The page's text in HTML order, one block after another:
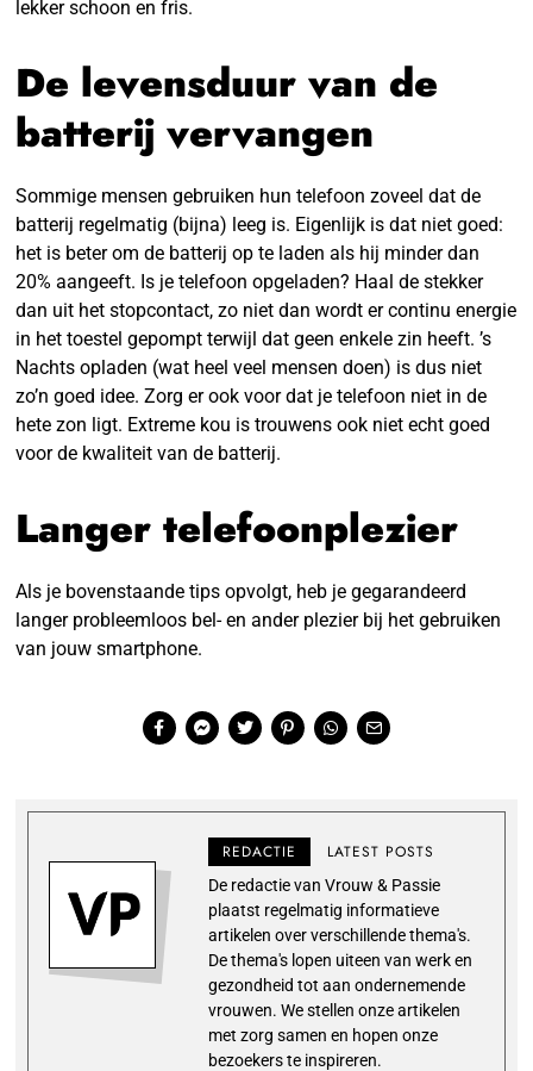
lekker schoon en fris.
De levensduur van de
batterij vervangen
Sommige mensen gebruiken hun telefoon zoveel dat de
batterij regelmatig (bijna) leeg is. Eigenlijk is dat niet goed:
het is beter om de batterij op te laden als hij minder dan
20% aangeeft. Is je telefoon opgeladen? Haal de stekker
dan uit het stopcontact, zo niet dan wordt er continu energie
in het toestel gepompt terwijl dat geen enkele zin heeft. ’s
Nachts opladen (wat heel veel mensen doen) is dus niet
zo’n goed idee. Zorg er ook voor dat je telefoon niet in de
hete zon ligt. Extreme kou is trouwens ook niet echt goed
voor de kwaliteit van de batterij.
Langer telefoonplezier
Als je bovenstaande tips opvolgt, heb je gegarandeerd
langer probleemloos bel- en ander plezier bij het gebruiken
van jouw smartphone.
REDACTIE LATEST POSTS
De redactie van Vrouw & Passie
plaatst regelmatig informatieve
artikelen over verschillende thema's.
De thema's lopen uiteen van werk en
gezondheid tot aan ondernemende
vrouwen. We stellen onze artikelen
met zorg samen en hopen onze
bezoekers te inspireren.